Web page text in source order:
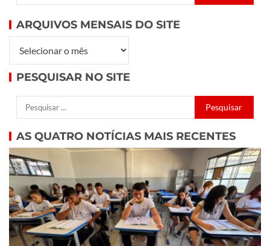
ARQUIVOS MENSAIS DO SITE
PESQUISAR NO SITE
AS QUATRO NOTÍCIAS MAIS RECENTES